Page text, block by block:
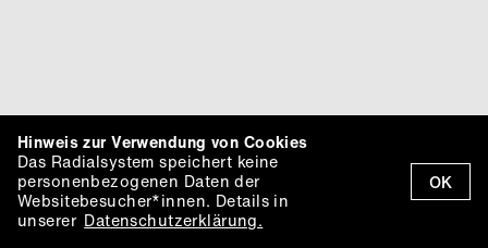
OK
Hinweis zur Verwendung von Cookies
Das Radialsystem speichert keine
personenbezogenen Daten der
Websitebesucher*innen. Details in
unserer Datenschutzerklärung.